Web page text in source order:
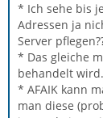
* Ich sehe bis
Adressen ja
Server
* Das gleiche
behandelt
* AFAIK kann
man diese